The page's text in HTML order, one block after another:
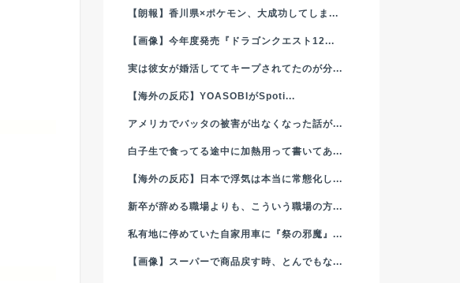
【朗報】香川県×ポケモン、大成功してしま...
【画像】今年度発売『ドラゴンクエスト12...
実は彼女が婚活しててキープされてたのが分...
【海外の反応】YOASOBIがSpoti...
アメリカでバッタの被害が出なくなった話が...
白子生で食ってる途中に加熱用って書いてあ...
【海外の反応】日本で浮気は本当に常態化し...
新卒が辞める職場よりも、こういう職場の方...
私有地に停めていた自家用車に『祭の邪魔』...
【画像】スーパーで商品戻す時、とんでもな...